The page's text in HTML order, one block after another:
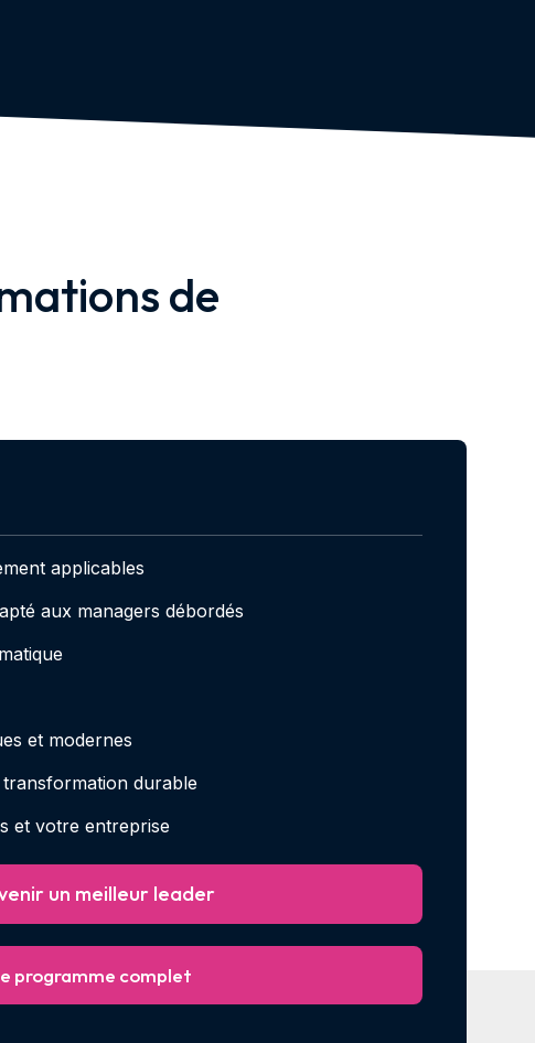
de
applicables
aux managers débordés
et modernes
durable
et votre entreprise
un meilleur leader
programme complet